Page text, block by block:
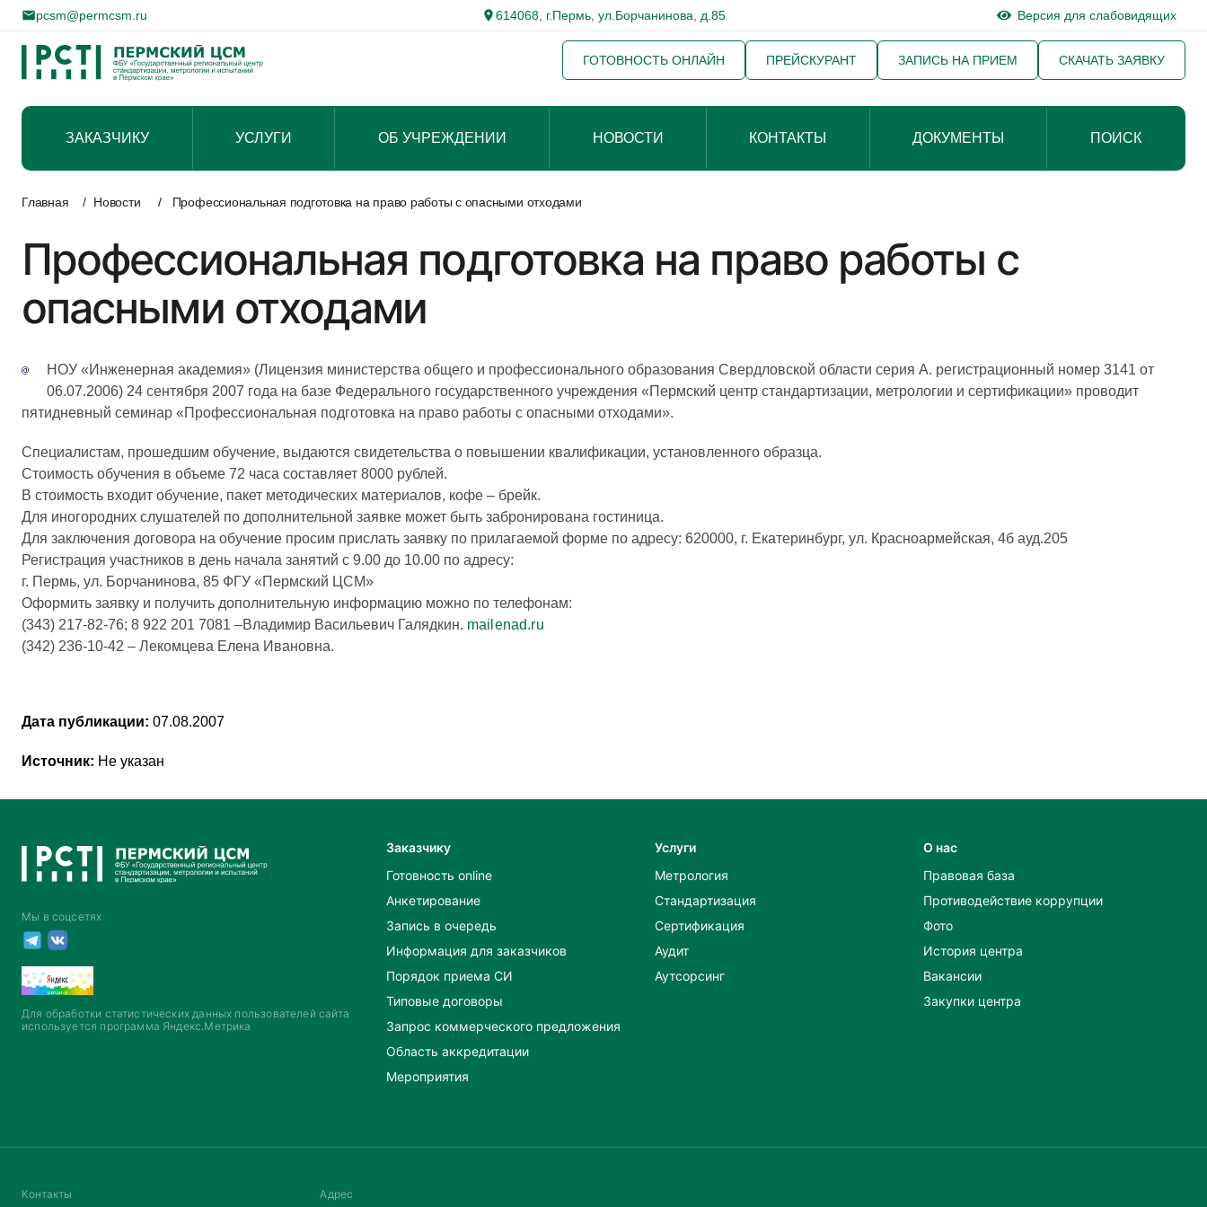
pcsm@permcsm.ru 614068, г.Пермь, ул.Борчанинова, д.85 Версия для слабовидящих
ГОТОВНОСТЬ ОНЛАЙН ПРЕЙСКУРАНТ ЗАПИСЬ НА ПРИЕМ СКАЧАТЬ ЗАЯВКУ
ЗАКАЗЧИКУ УСЛУГИ ОБ УЧРЕЖДЕНИИ НОВОСТИ КОНТАКТЫ ДОКУМЕНТЫ ПОИСК
Главная / Новости / Профессиональная подготовка на право работы с опасными отходами
Профессиональная подготовка на право работы с
опасными отходами
НОУ «Инженерная академия» (Лицензия министерства общего и профессионального образования Свердловской области серия А. регистрационный номер 3141 от
06.07.2006) 24 сентября 2007 года на базе Федерального государственного учреждения «Пермский центр стандартизации, метрологии и сертификации» проводит
пятидневный семинар «Профессиональная подготовка на право работы с опасными отходами».
Специалистам, прошедшим обучение, выдаются свидетельства о повышении квалификации, установленного образца.
Стоимость обучения в объеме 72 часа составляет 8000 рублей.
В стоимость входит обучение, пакет методических материалов, кофе – брейк.
Для иногородних слушателей по дополнительной заявке может быть забронирована гостиница.
Для заключения договора на обучение просим прислать заявку по прилагаемой форме по адресу: 620000, г. Екатеринбург, ул. Красноармейская, 4б ауд.205
Регистрация участников в день начала занятий с 9.00 до 10.00 по адресу:
г. Пермь, ул. Борчанинова, 85 ФГУ «Пермский ЦСМ»
Оформить заявку и получить дополнительную информацию можно по телефонам:
(343) 217-82-76; 8 922 201 7081 –Владимир Васильевич Галядкин. mail enad.ru
(342) 236-10-42 – Лекомцева Елена Ивановна.
Дата публикации: 07.08.2007
Источник: Не указан
Мы в соцсетях
Для обработки статистических данных пользователей сайта
используется программа Яндекс.Метрика
Заказчику
Готовность online
Анкетирование
Запись в очередь
Информация для заказчиков
Порядок приема СИ
Типовые договоры
Запрос коммерческого предложения
Область аккредитации
Мероприятия
Услуги
Метрология
Стандартизация
Сертификация
Аудит
Аутсорсинг
О нас
Правовая база
Противодействие коррупции
Фото
История центра
Вакансии
Закупки центра
Контакты Адрес